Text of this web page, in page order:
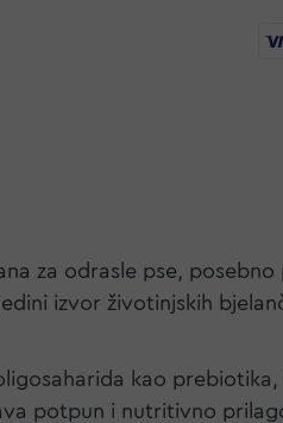
za odrasle pse,
izvor životinjskih
kao
potpun i nutritivno